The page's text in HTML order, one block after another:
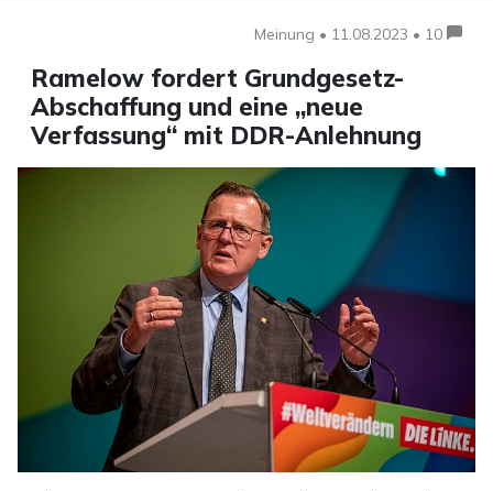
Meinung • 11.08.2023 • 10
Ramelow fordert Grundgesetz-
Abschaffung und eine „neue
Verfassung“ mit DDR-Anlehnung